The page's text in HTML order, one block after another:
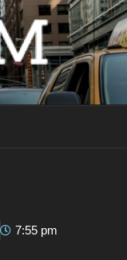
7:55 pm